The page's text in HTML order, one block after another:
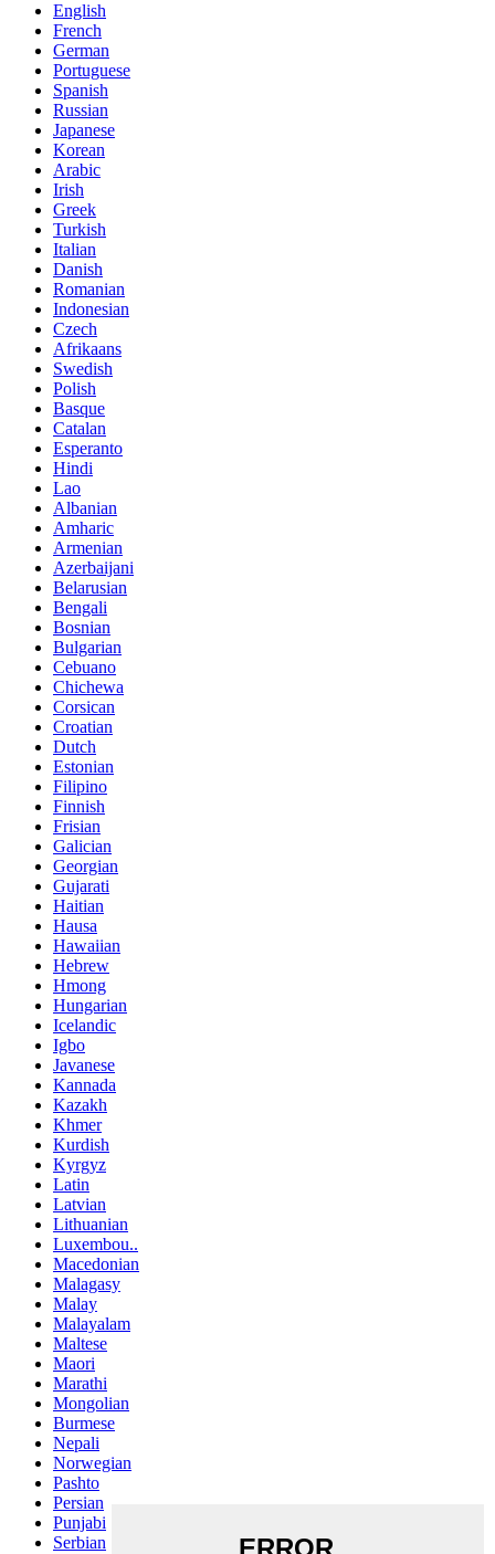
English
French
German
Portuguese
Spanish
Russian
Japanese
Korean
Arabic
Irish
Greek
Turkish
Italian
Danish
Romanian
Indonesian
Czech
Afrikaans
Swedish
Polish
Basque
Catalan
Esperanto
Hindi
Lao
Albanian
Amharic
Armenian
Azerbaijani
Belarusian
Bengali
Bosnian
Bulgarian
Cebuano
Chichewa
Corsican
Croatian
Dutch
Estonian
Filipino
Finnish
Frisian
Galician
Georgian
Gujarati
Haitian
Hausa
Hawaiian
Hebrew
Hmong
Hungarian
Icelandic
Igbo
Javanese
Kannada
Kazakh
Khmer
Kurdish
Kyrgyz
Latin
Latvian
Lithuanian
Luxembou..
Macedonian
Malagasy
Malay
Malayalam
Maltese
Maori
Marathi
Mongolian
Burmese
Nepali
Norwegian
Pashto
Persian
Punjabi
Serbian